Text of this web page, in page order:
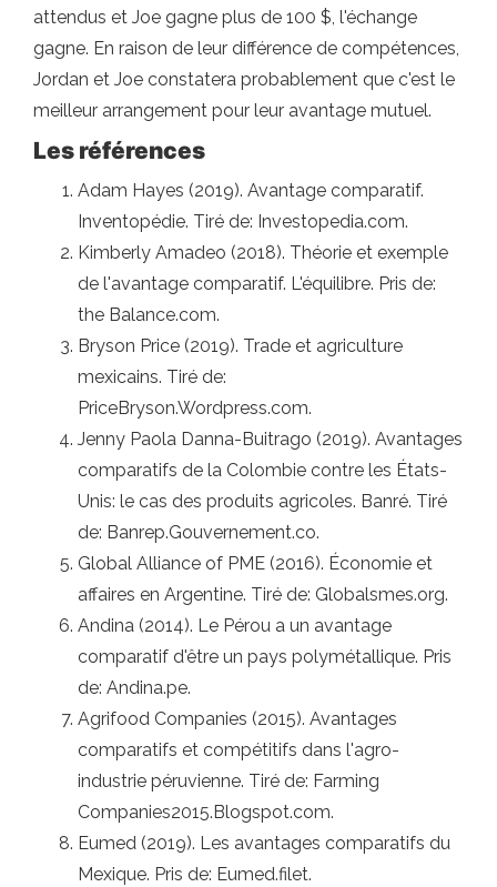
attendus et Joe gagne plus de 100 $, l'échange
gagne. En raison de leur différence de compétences,
Jordan et Joe constatera probablement que c'est le
meilleur arrangement pour leur avantage mutuel.
Les références
Adam Hayes (2019). Avantage comparatif.
Inventopédie. Tiré de: Investopedia.com.
Kimberly Amadeo (2018). Théorie et exemple
de l'avantage comparatif. L'équilibre. Pris de:
the Balance.com.
Bryson Price (2019). Trade et agriculture
mexicains. Tiré de:
PriceBryson.Wordpress.com.
Jenny Paola Danna-Buitrago (2019). Avantages
comparatifs de la Colombie contre les États-
Unis: le cas des produits agricoles. Banré. Tiré
de: Banrep.Gouvernement.co.
Global Alliance of PME (2016). Économie et
affaires en Argentine. Tiré de: Globalsmes.org.
Andina (2014). Le Pérou a un avantage
comparatif d'être un pays polymétallique. Pris
de: Andina.pe.
Agrifood Companies (2015). Avantages
comparatifs et compétitifs dans l'agro-
industrie péruvienne. Tiré de: Farming
Companies2015.Blogspot.com.
Eumed (2019). Les avantages comparatifs du
Mexique. Pris de: Eumed.filet.